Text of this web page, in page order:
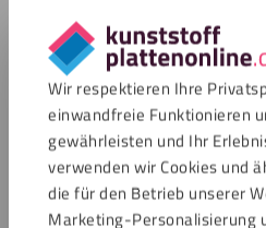
Wir respektieren Ihre
einwandfreie Funktionieren
gewährleisten und Ihr
verwenden wir Cookies und
die für den Betrieb unserer
Marketing-Personalisierung
Die Montage eines
sorgfältige Vorgehensweise.
bearbeiten, doch eine korrekte
für eine gute Passform und eine
schritteStellen Sie sicher, dass
So verhindern Sie